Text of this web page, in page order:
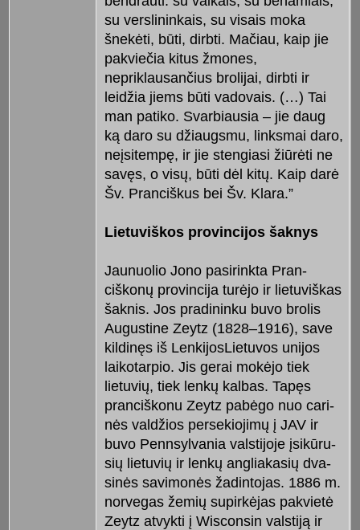
su verslinin­kais, su visais moka
šnekėti, būti, dirb­ti. Mačiau, kaip jie
pakviečia ki­tus žmo­nes,
nepriklausančius brolijai, dirbti ir
leidžia jiems būti vado­vais. (…) Tai
man patiko. Svarbiausia – jie daug
ką daro su džiaugsmu, linksmai daro,
ne­įsitempę, ir jie stengiasi žiūrėti ne
savęs, o visų, būti dėl kitų. Kaip darė
Šv. Pranciškus bei Šv. Klara.”
Lietuviškos provincijos šaknys
Jaunuolio Jono pasirinkta Pran­
ciškonų provincija turėjo ir lietuviš­kas
šaknis. Jos pradininku buvo brolis
Augustine Zeytz (1828–1916), save
kildinęs iš LenkijosLietuvos unijos
laikotarpio. Jis gerai mokėjo tiek
lietuvių, tiek lenkų kalbas. Tapęs
pran­ciškonu Zeytz pabėgo nuo cari­
nės valdžios persekiojimų į JAV ir
buvo Pennsylvania valstijoje įsikū­ru­
sių lietuvių ir lenkų angliakasių dva­
sinės savimonės žadintojas. 1886 m.
norvegas žemių supirkėjas pa­kvietė
Zeytz atvykti į Wisconsin valstiją ir